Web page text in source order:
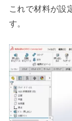
これで材料が設
す。